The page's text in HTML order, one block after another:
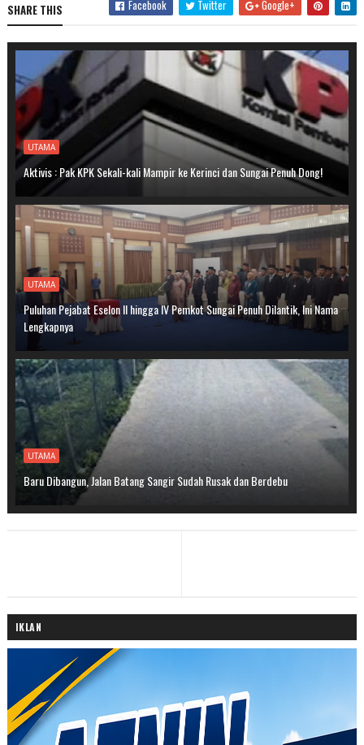
SHARE THIS Facebook Twitter Google+
UTAMA
Aktivis : Pak KPK Sekali-kali Mampir ke Kerinci dan Sungai Penuh Dong!
UTAMA
Puluhan Pejabat Eselon II hingga IV Pemkot Sungai Penuh Dilantik, Ini Nama
Lengkapnya
UTAMA
Baru Dibangun, Jalan Batang Sangir Sudah Rusak dan Berdebu
IKLAN